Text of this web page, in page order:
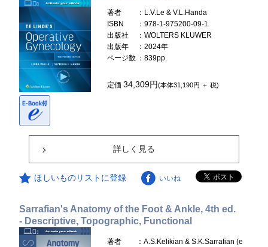
著者
：L.V.Le & V.L.Handa
ISBN
：978-1-975200-09-1
出版社
：WOLTERS KLUWER
出版年
：2024年
ページ数 ：839pp.
定価34,309円(本体31,190円 ＋ 税)
詳しく見る
ほしいものリストに登録 いいね
Sarrafian's Anatomy of the Foot & Ankle, 4th ed.
- Descriptive, Topographic, Functional
著者
：A.S.Kelikian & S.K.Sarrafian (e